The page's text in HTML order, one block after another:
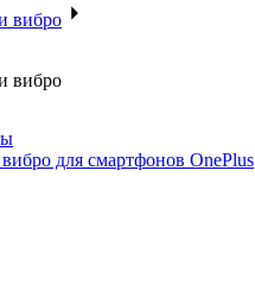
вибро
вибро
для смартфонов OnePlus